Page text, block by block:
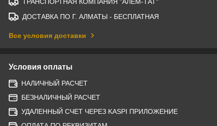
ДОСТАВКА ПО Г. АЛМАТЫ - БЕСПЛАТНАЯ
Все условия доставки
Условия оплаты
НАЛИЧНЫЙ РАСЧЕТ
БЕЗНАЛИЧНЫЙ РАСЧЕТ
УДАЛЕННЫЙ СЧЕТ ЧЕРЕЗ KASPI ПРИЛОЖЕНИЕ